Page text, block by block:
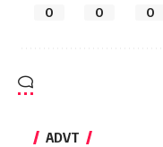
0 0 0
ADVT